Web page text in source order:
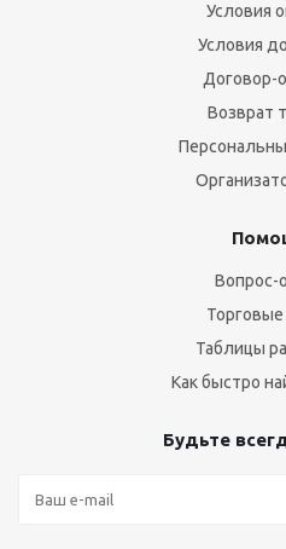
Условия
Условия
Договор-
Возврат
Вопрос-
Таблицы
Как быстро
Будьте